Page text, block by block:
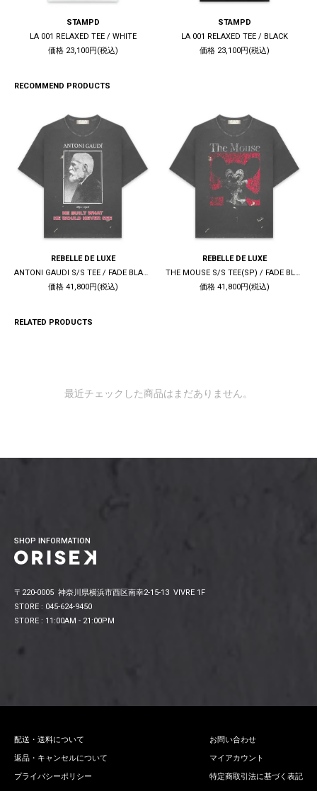
STAMPD
LA 001 RELAXED TEE / WHITE
価格 23,100円(税込)
STAMPD
LA 001 RELAXED TEE / BLACK
価格 23,100円(税込)
RECOMMEND PRODUCTS
REBELLE DE LUXE
ANTONI GAUDI S/S TEE / FADE BLACK
価格 41,800円(税込)
REBELLE DE LUXE
THE MOUSE S/S TEE(SP) / FADE BLACK
価格 41,800円(税込)
RELATED PRODUCTS
最近チェックした商品はまだありません。
SHOP INFORMATION
〒220-0005 神奈川県横浜市西区南幸2-15-13 VIVRE 1F
STORE : 045-624-9450
STORE : 11:00AM - 21:00PM
配送・送料について
返品・キャンセルについて
プライバシーポリシー
お問い合わせ
マイアカウント
特定商取引法に基づく表記